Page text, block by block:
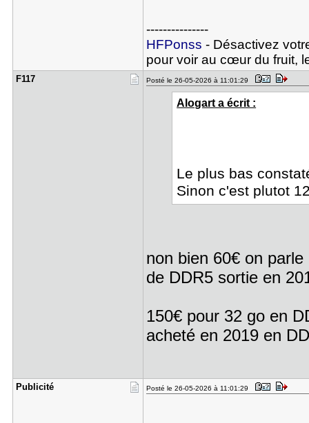
---------------
HFPonss - Désactivez
pour voir au cœur du fruit,
F117 Posté le 26-05-2026 à 11:01:29
Alogart a écrit :
Le plus bas
Sinon c'est plutot
non bien 60€ on
de DDR5 sortie en
150€ pour 32 go en
acheté en 2019 en
Publicité Posté le 26-05-2026 à 11:01:29